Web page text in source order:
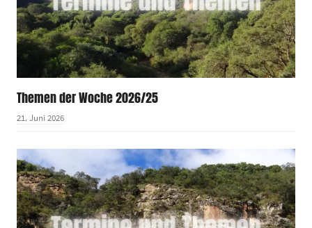
Themen der Woche 2026/25
21. Juni 2026